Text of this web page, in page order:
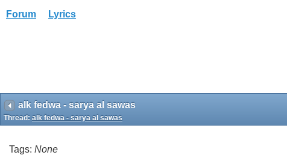
Forum Lyrics
alk fedwa - sarya al sawas
Thread: alk fedwa - sarya al sawas
Tags: None